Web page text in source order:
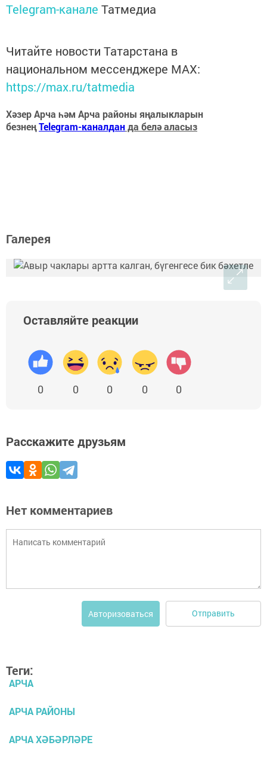
Telegram-канале Татмедиа
Читайте новости Татарстана в
национальном мессенджере MАХ:
https://max.ru/tatmedia
Хәзер Арча һәм Арча районы яңалыкларын
безнеңTelegram-каналданда белә аласыз
Галерея
Оставляйте реакции
0 0 0 0 0
Расскажите друзьям
Нет комментариев
Авторизоваться Отправить
Теги:
АРЧА
АРЧА РАЙОНЫ
АРЧА ХӘБӘРЛӘРЕ